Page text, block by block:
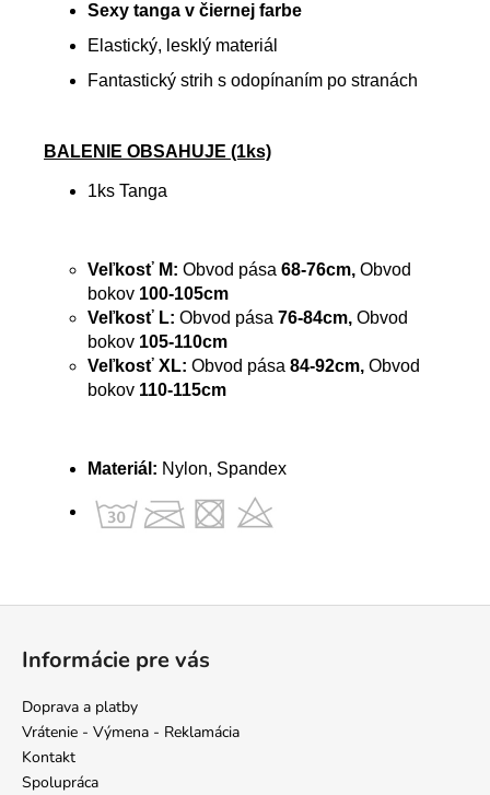
Sexy tanga v čiernej farbe
Elastický, lesklý materiál
Fantastický strih s odopínaním po stranách
BALENIE OBSAHUJE (1ks)
1ks Tanga
Veľkosť M: Obvod pása 68-76cm, Obvod
bokov 100-105cm
Veľkosť L: Obvod pása 76-84cm, Obvod
bokov 105-110cm
Veľkosť XL: Obvod pása 84-92cm, Obvod
bokov 110-115cm
Materiál: Nylon, Spandex
Informácie pre vás
Doprava a platby
Vrátenie - Výmena - Reklamácia
Kontakt
Spolupráca